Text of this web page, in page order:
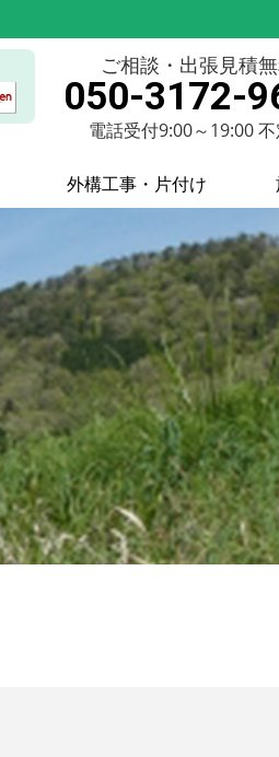
ご相談・出張見積
050-3172-
電話受付9:00～19:00
外構工事・片付け